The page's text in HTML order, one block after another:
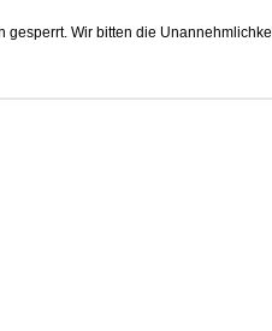
Wir bitten die